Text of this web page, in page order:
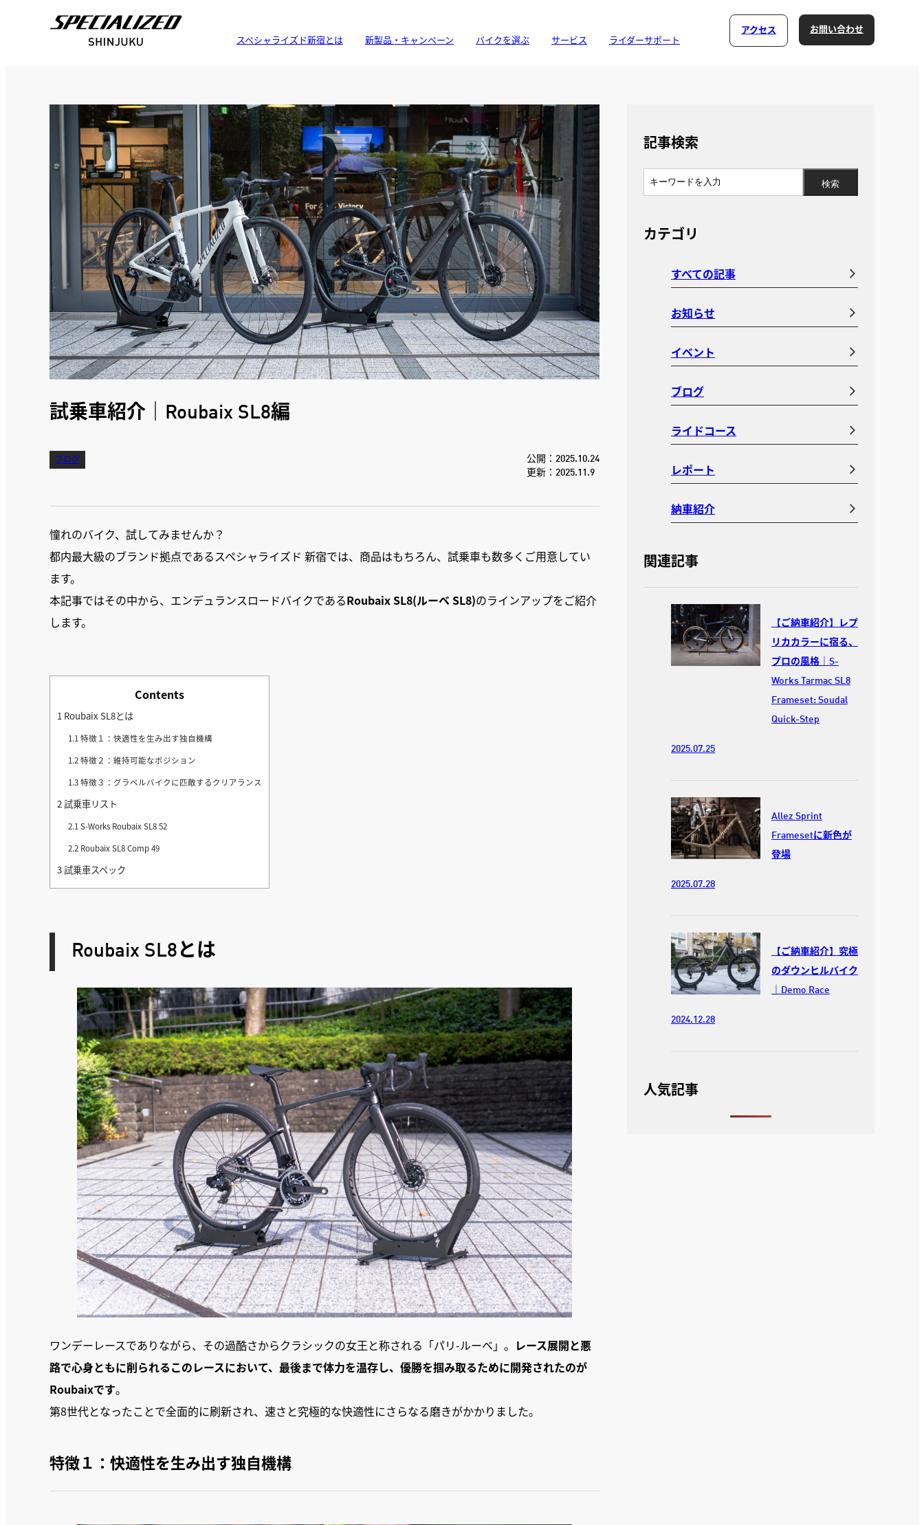
スペシャライズド新宿とは 新製品・キャンペーン バイクを選ぶ サービス ライダーサポート
アクセス お問い合わせ
試乗車紹介｜Roubaix SL8編
ブログ
公開：2025.10.24
更新：2025.11.9
憧れのバイク、試してみませんか？
都内最大級のブランド拠点であるスペシャライズド 新宿では、商品はもちろん、試乗車も数多くご用意してい
ます。
本記事ではその中から、エンデュランスロードバイクであるRoubaix SL8(ルーベ SL8)のラインアップをご紹介
します。
Contents
1 Roubaix SL8とは
1.1 特徴１：快適性を生み出す独自機構
1.2特徴２：維持可能なポジション
1.3特徴３：グラベルバイクに匹敵するクリアランス
2試乗車リスト
2.1 S-Works Roubaix SL8 52
2.2 Roubaix SL8 Comp 49
3試乗車スペック
Roubaix SL8とは
ワンデーレースでありながら、その過酷さからクラシックの女王と称される「パリ-ルーベ」。 レース展開と悪
路で心身ともに削られるこのレースにおいて、最後まで体力を温存し、優勝を掴み取るために開発されたのが
Roubaixです。
第8世代となったことで全面的に刷新され、速さと究極的な快適性にさらなる磨きがかかりました。
特徴１：快適性を生み出す独自機構
記事検索
カテゴリ
すべての記事
お知らせ
イベント
ブログ
ライドコース
レポート
納車紹介
関連記事
【ご納車紹介】レプ
リカカラーに宿る、
プロの風格｜S-
Works Tarmac SL8
Frameset: Soudal
Quick-Step
2025.07.25
Allez Sprint
Framesetに新色が
登場
2025.07.28
【ご納車紹介】究極
のダウンヒルバイク
｜Demo Race
2024.12.28
人気記事